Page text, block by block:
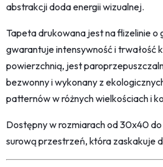
abstrakcji doda energii wizualnej.
Tapeta drukowana jest na flizelinie
gwarantuje intensywność i trwałość
powierzchnią, jest
bezwonny i wykonany z
patternów w różnych wielkościach i
Dostępny w rozmiarach od 30x40
surową przestrzeń, która zaskakuje